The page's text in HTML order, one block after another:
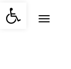
פתח
תפריט